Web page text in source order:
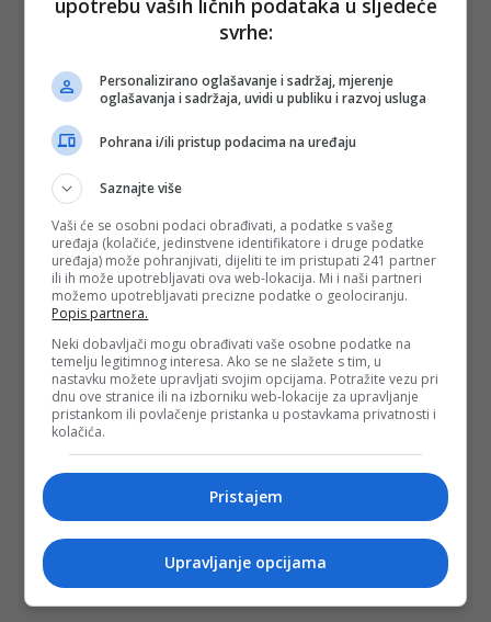
svrhe:
Personalizirano oglašavanje i sadržaj, mjerenje
oglašavanja i sadržaja, uvidi u publiku i razvoj usluga
Pohrana i/ili pristup podacima na uređaju
Saznajte više
Vaši će se osobni podaci obrađivati, a podatke s vašeg
uređaja (kolačiće, jedinstvene identifikatore i druge podatke
uređaja) može pohranjivati, dijeliti te im pristupati 241 partner
ili ih može upotrebljavati ova web-lokacija. Mi i naši partneri
možemo upotrebljavati precizne podatke o geolociranju.
Popis partnera.
Neki dobavljači mogu obrađivati vaše osobne podatke na
temelju legitimnog interesa. Ako se ne slažete s tim, u
nastavku možete upravljati svojim opcijama. Potražite vezu pri
dnu ove stranice ili na izborniku web-lokacije za upravljanje
pristankom ili povlačenje pristanka u postavkama privatnosti i
kolačića.
Pristajem
Upravljanje opcijama